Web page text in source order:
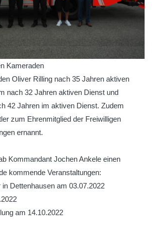
Kameraden
Oliver Rilling nach 35 Jahren aktiven
nach 32 Jahren aktiven Dienst und
42 Jahren im aktiven Dienst. Zudem
zum Ehrenmitglied der Freiwilligen
ernannt.
Kommandant Jochen Ankele einen
kommende Veranstaltungen:
in Dettenhausen am 03.07.2022
am 14.10.2022